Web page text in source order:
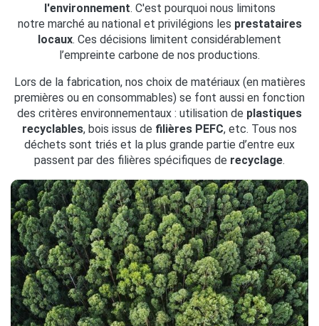
l'environnement. C'est pourquoi nous limitons
notre marché au national et privilégions les prestataires
locaux. Ces décisions limitent considérablement
l’empreinte carbone de nos productions.
Lors de la fabrication, nos choix de matériaux (en matières
premières ou en consommables) se font aussi en fonction
des critères environnementaux : utilisation de plastiques
recyclables, bois issus de filières PEFC, etc. Tous nos
déchets sont triés et la plus grande partie d’entre eux
passent par des filières spécifiques de recyclage.